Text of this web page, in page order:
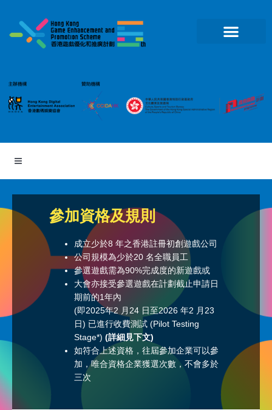
參加資格及規則
成立少於8 年之香港註冊初創遊戲公司
公司規模為少於20 名全職員工
參選遊戲需為90%完成度的新遊戲或
大會亦接受參選遊戲在計劃截止申請日
期前的1年內
(即2025年2 月24 日至2026 年2 月23
日) 已進行收費測試 (Pilot Testing
Stage*)(詳細見下文)
如符合上述資格，往屆參加企業可以參
加，唯合資格企業獲選次數，不會多於
三次